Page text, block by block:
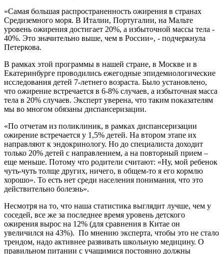
«Самая большая распространенность ожирения в странах
Средиземного моря. В Италии, Португалии, на Мальте
уровень ожирения достигает 20%, а избыточной массы тела -
40%. Это значительно выше, чем в России», - подчеркнула
Петеркова.
В рамках этой программы в нашей стране, в Москве и в
Екатеринбурге проводились ежегодные эпидемиологические
исследования детей 7-летнего возраста. Было установлено,
что ожирение встречается в 6-8% случаев, а избыточная масса
тела в 20% случаев. Эксперт уверена, что таким показателям
мы во многом обязаны диспансеризации.
«По отчетам из поликлиник, в рамках диспансеризации
ожирение встречается у 1,5% детей. На втором этапе их
направляют к эндокринологу. Но до специалиста доходит
только 20% детей с направлением, а на повторный прием –
еще меньше. Потому что родители считают: «Ну, мой ребенок
чуть-чуть толще других, ничего, в общем-то я его кормлю
хорошо». То есть нет среди населения понимания, что это
действительно болезнь».
Несмотря на то, что наша статистика выглядит лучше, чем у
соседей, все же за последнее время уровень детского
ожирения вырос на 12% (для сравнения в Китае он
увеличился на 43%). По мнению эксперта, чтобы это не стало
трендом, надо активнее развивать школьную медицину. О
правильном питании с учащимися постоянно должны